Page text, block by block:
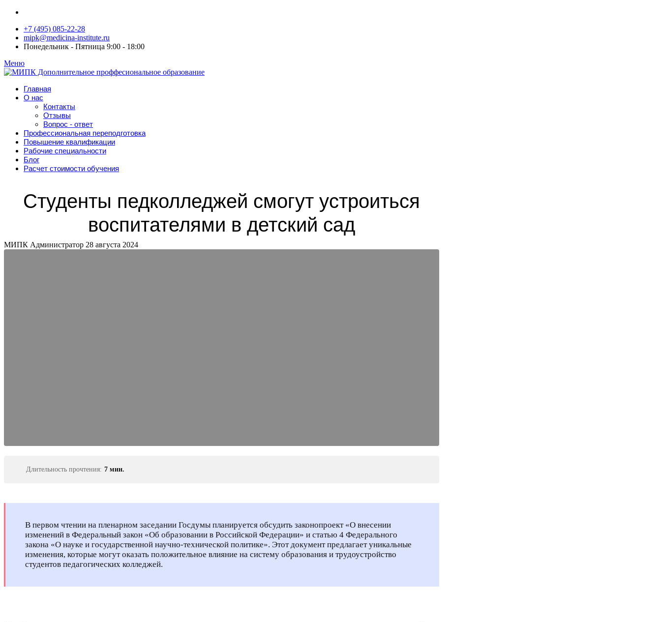
+7 (495) 085-22-28
mipk@medicina-institute.ru
Понедельник - Пятница 9:00 - 18:00
Меню
Главная
О нас
Контакты
Отзывы
Вопрос - ответ
Профессиональная переподготовка
Повышение квалификации
Рабочие специальности
Блог
Расчет стоимости обучения
Студенты педколледжей смогут устроиться
воспитателями в детский сад
МИПК Администратор 28 августа 2024
Длительность прочтения: 7 мин.
В первом чтении на пленарном заседании Госдумы планируется обсудить законопроект «О внесении
изменений в Федеральный закон «Об образовании в Российской Федерации» и статью 4 Федерального
закона «О науке и государственной научно-технической политике». Этот документ предлагает уникальные
изменения, которые могут оказать положительное влияние на систему образования и трудоустройство
студентов педагогических колледжей.